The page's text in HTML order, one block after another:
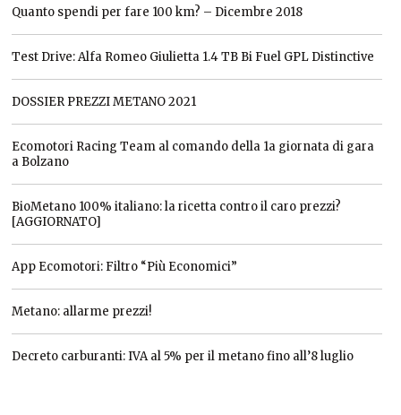
Quanto spendi per fare 100 km? – Dicembre 2018
Test Drive: Alfa Romeo Giulietta 1.4 TB Bi Fuel GPL Distinctive
DOSSIER PREZZI METANO 2021
Ecomotori Racing Team al comando della 1a giornata di gara
a Bolzano
BioMetano 100% italiano: la ricetta contro il caro prezzi?
[AGGIORNATO]
App Ecomotori: Filtro “Più Economici”
Metano: allarme prezzi!
Decreto carburanti: IVA al 5% per il metano fino all’8 luglio